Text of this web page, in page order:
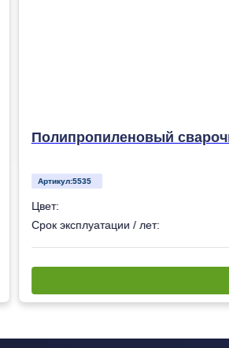
Полипропиленовый
Артикул:5535
Цвет:
Срок эксплуатации / лет: